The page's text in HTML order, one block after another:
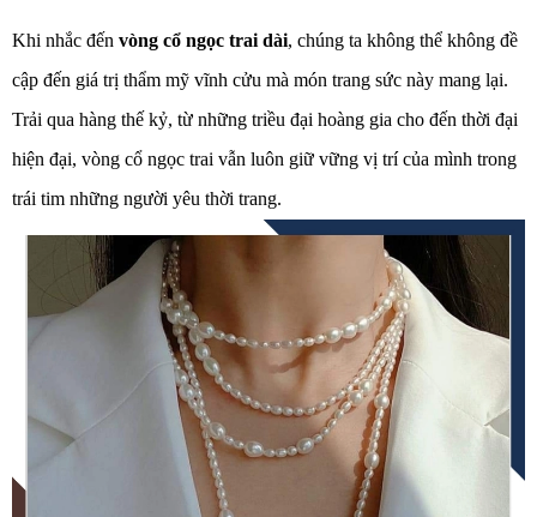
Khi nhắc đến vòng cổ ngọc trai dài, chúng ta không thể không đề
cập đến giá trị thẩm mỹ vĩnh cửu mà món trang sức này mang lại.
Trải qua hàng thế kỷ, từ những triều đại hoàng gia cho đến thời đại
hiện đại, vòng cổ ngọc trai vẫn luôn giữ vững vị trí của mình trong
trái tim những người yêu thời trang.